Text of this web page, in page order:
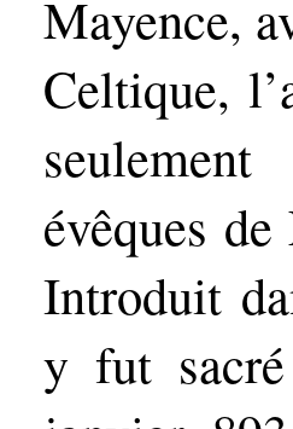
Mayence,
Celtique,
évêques
Introduit
y fut